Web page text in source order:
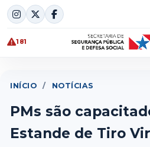
Skip
to
content
181
INÍCIO / NOTÍCIAS
PMs são
Estande de Tiro